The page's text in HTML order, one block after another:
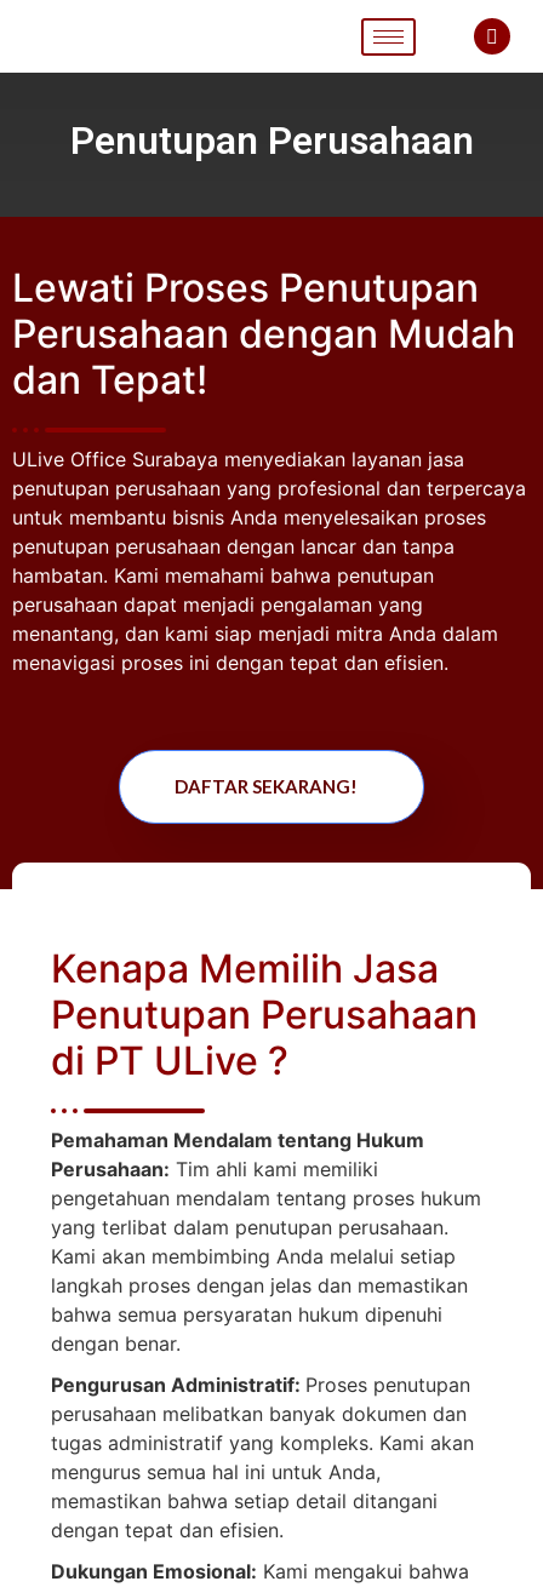
Penutupan Perusahaan
Lewati Proses Penutupan
Perusahaan dengan Mudah
dan Tepat!
ULive Office Surabaya menyediakan layanan jasa
penutupan perusahaan yang profesional dan terpercaya
untuk membantu bisnis Anda menyelesaikan proses
penutupan perusahaan dengan lancar dan tanpa
hambatan. Kami memahami bahwa penutupan
perusahaan dapat menjadi pengalaman yang
menantang, dan kami siap menjadi mitra Anda dalam
menavigasi proses ini dengan tepat dan efisien.
DAFTAR SEKARANG!
Kenapa Memilih Jasa
Penutupan Perusahaan
di PT ULive ?
Pemahaman Mendalam tentang Hukum
Perusahaan: Tim ahli kami memiliki
pengetahuan mendalam tentang proses hukum
yang terlibat dalam penutupan perusahaan.
Kami akan membimbing Anda melalui setiap
langkah proses dengan jelas dan memastikan
bahwa semua persyaratan hukum dipenuhi
dengan benar.
Pengurusan Administratif: Proses penutupan
perusahaan melibatkan banyak dokumen dan
tugas administratif yang kompleks. Kami akan
mengurus semua hal ini untuk Anda,
memastikan bahwa setiap detail ditangani
dengan tepat dan efisien.
Dukungan Emosional: Kami mengakui bahwa